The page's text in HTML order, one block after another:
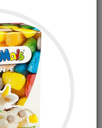
babysense SC-110